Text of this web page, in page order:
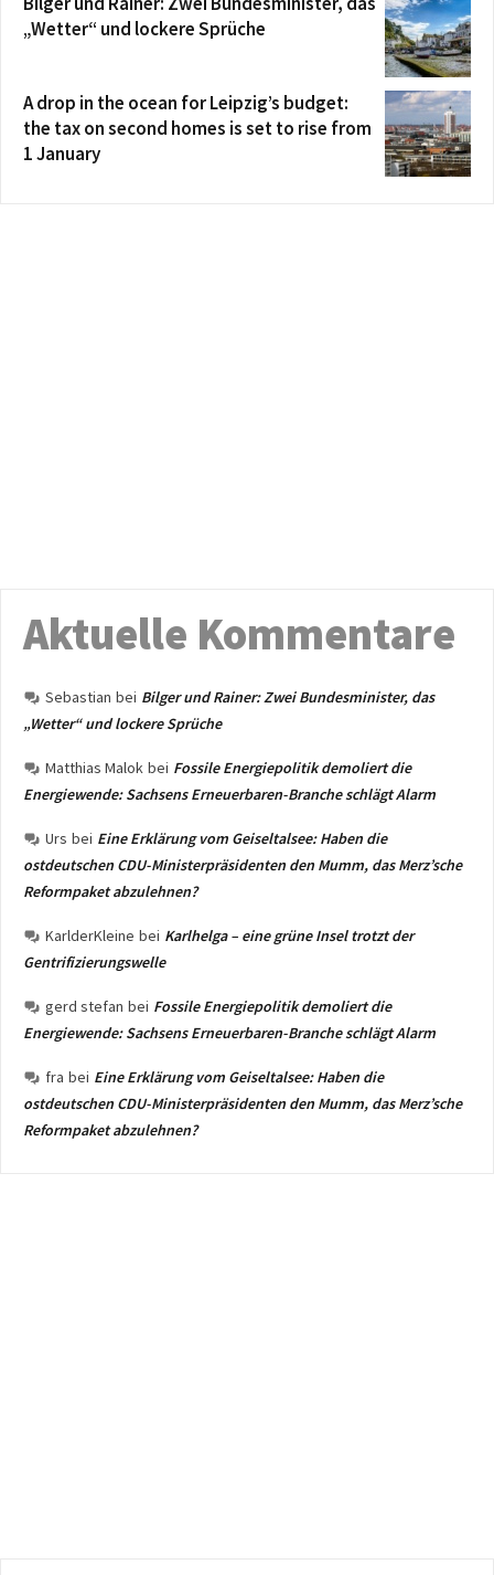
„Wetter“ und lockere Sprüche
A drop in the ocean for Leipzig’s budget:
the tax on second homes is set to rise from
1 January
Aktuelle Kommentare
Sebastian bei Bilger und Rainer: Zwei Bundesminister, das
„Wetter“ und lockere Sprüche
Matthias Malok bei Fossile Energiepolitik demoliert die
Energiewende: Sachsens Erneuerbaren-Branche schlägt Alarm
Urs bei Eine Erklärung vom Geiseltalsee: Haben die
ostdeutschen CDU-Ministerpräsidenten den Mumm, das Merz’sche
Reformpaket abzulehnen?
KarlderKleine bei Karlhelga – eine grüne Insel trotzt der
Gentrifizierungswelle
gerd stefan bei Fossile Energiepolitik demoliert die
Energiewende: Sachsens Erneuerbaren-Branche schlägt Alarm
fra bei Eine Erklärung vom Geiseltalsee: Haben die
ostdeutschen CDU-Ministerpräsidenten den Mumm, das Merz’sche
Reformpaket abzulehnen?